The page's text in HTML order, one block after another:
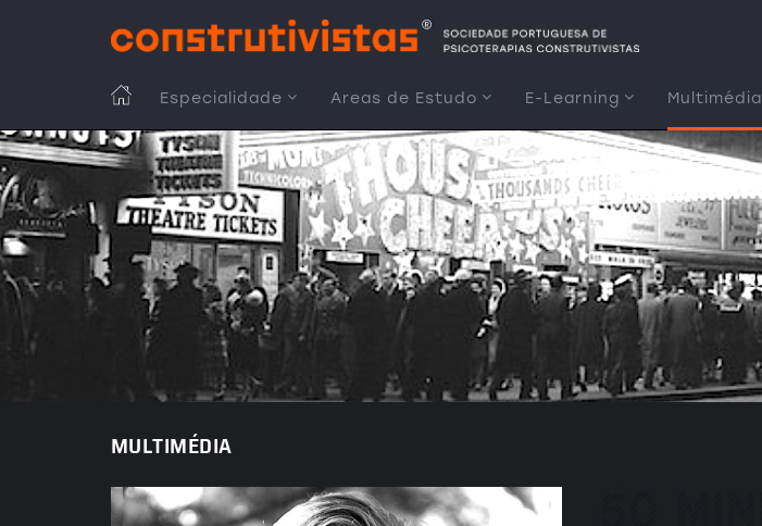
MAIN
NAVIGATION
Especialidade Areas de Estudo E-Learning Multimédia
MULTIMÉDIA